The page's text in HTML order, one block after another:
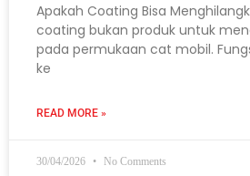
Apakah Coating Bisa
coating bukan produk untuk
pada permukaan cat mobil.
ke
READ MORE »
30/04/2026 No Comments